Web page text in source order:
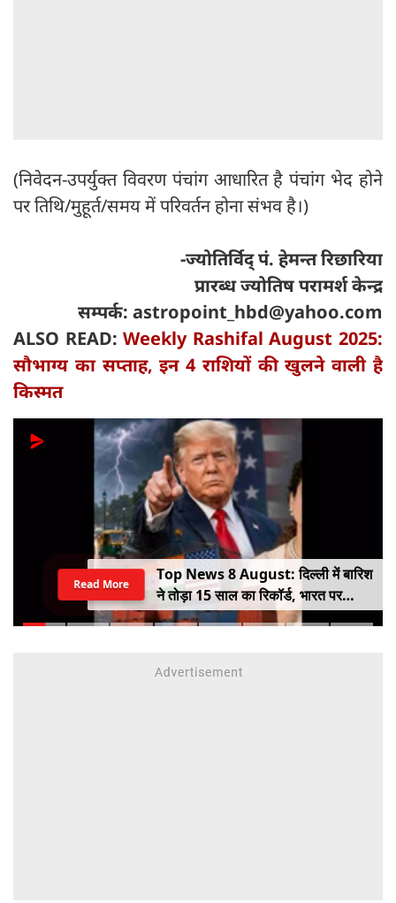
(निवेदन-उपर्युक्त विवरण पंचांग आधारित है पंचांग भेद होने
पर तिथि/मुहूर्त/समय में परिवर्तन होना संभव है।)
-ज्योतिर्विद् पं. हेमन्त रिछारिया
प्रारब्ध ज्योतिष परामर्श केन्द्र
सम्पर्क: astropoint_hbd@yahoo.com
ALSO READ:Weekly Rashifal August 2025:
सौभाग्य का सप्ताह, इन 4 राशियों की खुलने वाली है
किस्मत
Top News 8 August: दिल्ली में बारिश
ने तोड़ा 15 साल का रिकॉर्ड, भारत पर
100% टैरिफ का खतरा; Gen Z पर कंगना
Read More